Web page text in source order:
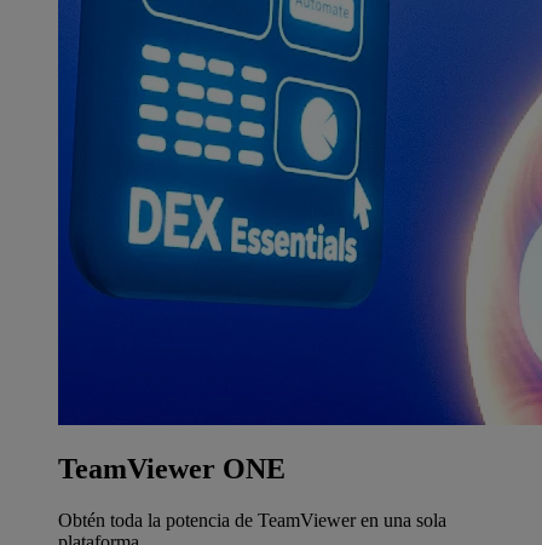
TeamViewer ONE
Obtén toda la potencia de TeamViewer en una sola